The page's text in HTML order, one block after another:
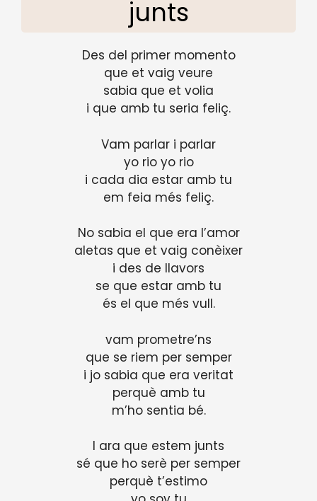
junts
Des del primer momento
que et vaig veure
sabia que et volia
i que amb tu seria feliç.
Vam parlar i parlar
yo rio yo rio
i cada dia estar amb tu
em feia més feliç.
No sabia el que era l’amor
aletas que et vaig conèixer
i des de llavors
se que estar amb tu
és el que més vull.
vam prometre’ns
que se riem per semper
i jo sabia que era veritat
perquè amb tu
m’ho sentia bé.
I ara que estem junts
sé que ho serè per semper
perquè t’estimo